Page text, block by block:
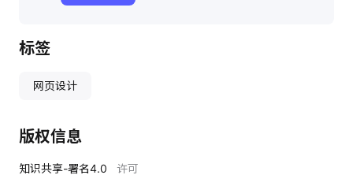
标签
网页设计
版权信息
知识共享-署名4.0 许可